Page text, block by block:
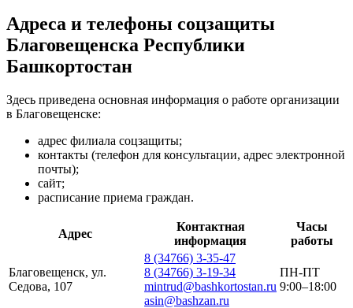
Адреса и телефоны соцзащиты
Благовещенска Республики
Башкортостан
Здесь приведена основная информация о работе организации
в Благовещенске:
адрес филиала соцзащиты;
контакты (телефон для консультации, адрес электронной
почты);
сайт;
расписание приема граждан.
Адрес
Контактная
информация
Часы
работы
Благовещенск, ул.
Седова, 107
8 (34766) 3-35-47
8 (34766) 3-19-34
mintrud@bashkortostan.ru
asin@bashzan.ru
ПН-ПТ
9:00–18:00